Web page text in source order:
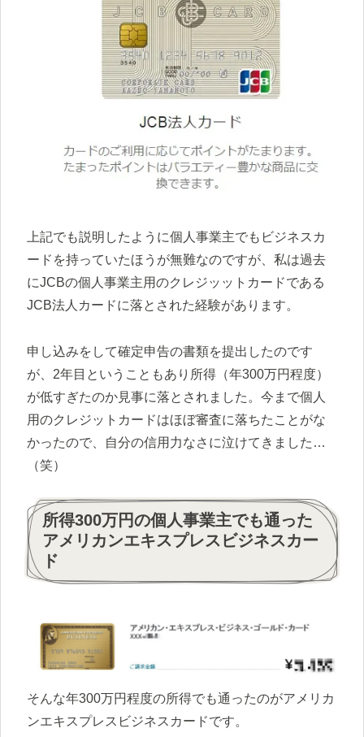
上記でも説明したように個人事業主でもビジネスカ
ードを持っていたほうが無難なのですが、私は過去
にJCBの個人事業主用のクレジッットカードである
JCB法人カードに落とされた経験があります。
申し込みをして確定申告の書類を提出したのです
が、2年目ということもあり所得（年300万円程度）
が低すぎたのか見事に落とされました。今まで個人
用のクレジットカードはほぼ審査に落ちたことがな
かったので、自分の信用力なさに泣けてきました…
（笑）
所得300万円の個人事業主でも通った
アメリカンエキスプレスビジネスカー
ド
そんな年300万円程度の所得でも通ったのがアメリカ
ンエキスプレスビジネスカードです。